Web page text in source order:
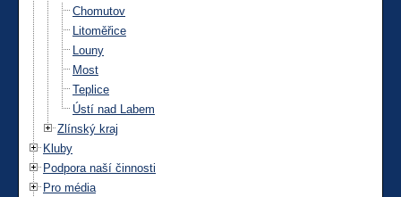
Chomutov
Litoměřice
Louny
Most
Teplice
Ústí nad Labem
Zlínský kraj
Kluby
Podpora naší činnosti
Pro média